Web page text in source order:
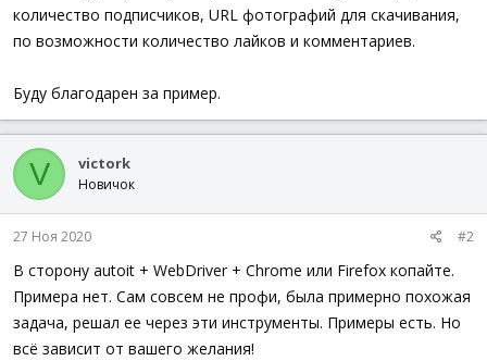
количество подписчиков, URL фотографий для скачивания,
по возможности количество лайков и комментариев.
Буду благодарен за пример.
V victork
Новичок
27 Ноя 2020 #2
В сторону autoit + WebDriver + Chrome или Firefox копайте.
Примера нет. Сам совсем не профи, была примерно похожая
задача, решал ее через эти инструменты. Примеры есть. Но
всё зависит от вашего желания!